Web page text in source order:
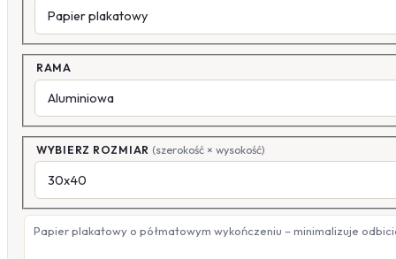
RAMA
WYBIERZ ROZMIAR (szerokość × wysokość)
Papier plakatowy o półmatowym wykończeniu – minimalizuje